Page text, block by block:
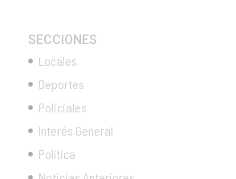
SECCIONES
Locales
Deportes
Policiales
Interés General
Política